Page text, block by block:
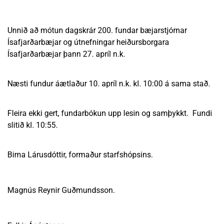
Unnið að mótun dagskrár 200. fundar bæjarstjórnar
Ísafjarðarbæjar og útnefningar heiðursborgara
Ísafjarðarbæjar þann 27. apríl n.k.
Næsti fundur áætlaður 10. apríl n.k. kl. 10:00 á sama stað.
Fleira ekki gert, fundarbókun upp lesin og samþykkt. Fundi
slitið kl. 10:55.
Birna Lárusdóttir, formaður starfshópsins.
Magnús Reynir Guðmundsson.